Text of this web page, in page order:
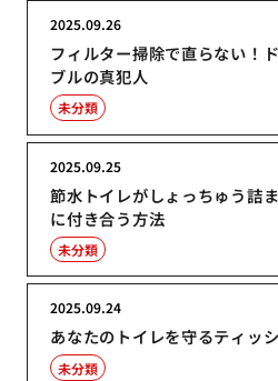
フィルター掃除で直らない！
ブルの真犯人
2025.09.26
未分類
節水トイレがしょっちゅう詰
に付き合う方法
2025.09.25
未分類
あなたのトイレを守るティッ
2025.09.24
未分類